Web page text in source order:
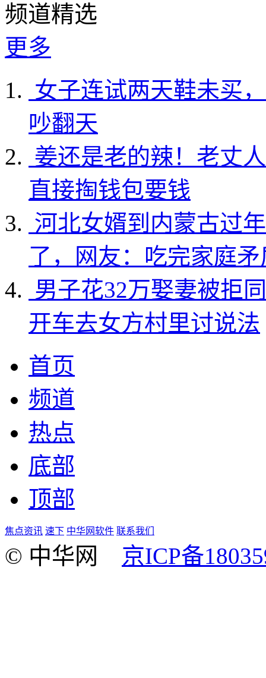
频道精选
更多
女子连试两天鞋未买
吵翻天
姜还是老的辣！老丈
直接掏钱包要钱
河北女婿到内蒙古过
了，网友：吃完家庭
男子花32万娶妻被拒
开车去女方村里讨说法
首页
频道
热点
底部
顶部
焦点资讯 速下 中华网软件 联系我们
© 中华网 京ICP备